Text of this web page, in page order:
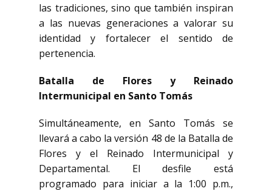
las tradiciones, sino que también inspiran
a las nuevas generaciones a valorar su
identidad y fortalecer el sentido de
pertenencia.
Batalla de Flores y Reinado
Intermunicipal en Santo Tomás
Simultáneamente, en Santo Tomás se
llevará a cabo la versión 48 de la Batalla de
Flores y el Reinado Intermunicipal y
Departamental. El desfile está
programado para iniciar a la 1:00 p.m.,